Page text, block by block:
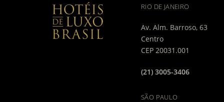
RIO DE JANEIRO
Av. Alm. Barroso, 63
Centro
CEP 20031.001
(21) 3005-3406
SÃO PAULO